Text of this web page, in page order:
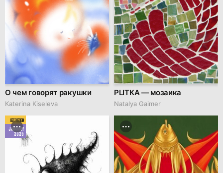
О чем говорят ракушки
Katerina Kiseleva
PLITKA — мозаика
Natalya Gaimer
BEST DESIGN
JANUARY
2025